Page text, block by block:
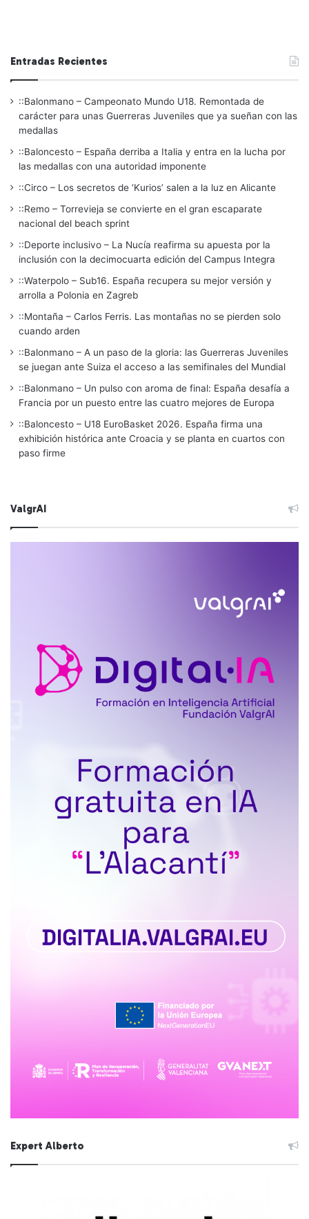
Entradas Recientes
::Balonmano – Campeonato Mundo U18. Remontada de
carácter para unas Guerreras Juveniles que ya sueñan con las
medallas
::Baloncesto – España derriba a Italia y entra en la lucha por
las medallas con una autoridad imponente
::Circo – Los secretos de ‘Kurios’ salen a la luz en Alicante
::Remo – Torrevieja se convierte en el gran escaparate
nacional del beach sprint
::Deporte inclusivo – La Nucía reafirma su apuesta por la
inclusión con la decimocuarta edición del Campus Integra
::Waterpolo – Sub16. España recupera su mejor versión y
arrolla a Polonia en Zagreb
::Montaña – Carlos Ferris. Las montañas no se pierden solo
cuando arden
::Balonmano – A un paso de la gloria: las Guerreras Juveniles
se juegan ante Suiza el acceso a las semifinales del Mundial
::Balonmano – Un pulso con aroma de final: España desafía a
Francia por un puesto entre las cuatro mejores de Europa
::Baloncesto – U18 EuroBasket 2026. España firma una
exhibición histórica ante Croacia y se planta en cuartos con
paso firme
ValgrAI
Expert Alberto